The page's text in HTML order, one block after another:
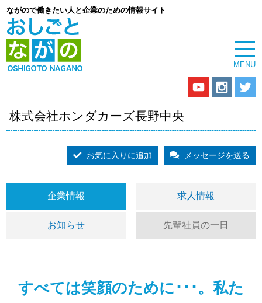
ながので働きたい人と企業のための情報サイト
株式会社ホンダカーズ長野中央
お気に入りに追加 メッセージを送る
企業情報 求人情報
お知らせ 先輩社員の一日
すべては笑顔のために･･･。私た